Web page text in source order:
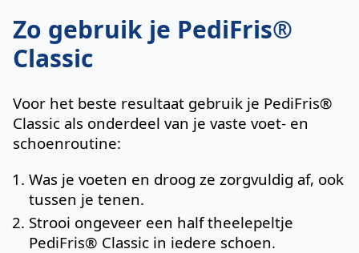
Zo gebruik je PediFris®
Classic
Voor het beste resultaat gebruik je PediFris®
Classic als onderdeel van je vaste voet- en
schoenroutine:
Was je voeten en droog ze zorgvuldig af, ook
tussen je tenen.
Strooi ongeveer een half theelepeltje
PediFris® Classic in iedere schoen.